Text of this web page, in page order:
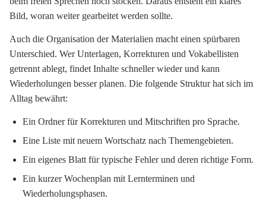
Bild, woran weiter gearbeitet werden sollte.
Auch die Organisation der Materialien macht einen spürbaren
Unterschied. Wer Unterlagen, Korrekturen und Vokabellisten
getrennt ablegt, findet Inhalte schneller wieder und kann
Wiederholungen besser planen. Die folgende Struktur hat sich im
Alltag bewährt:
Ein Ordner für Korrekturen und Mitschriften pro Sprache.
Eine Liste mit neuem Wortschatz nach Themengebieten.
Ein eigenes Blatt für typische Fehler und deren richtige Form.
Ein kurzer Wochenplan mit Lernterminen und
Wiederholungsphasen.